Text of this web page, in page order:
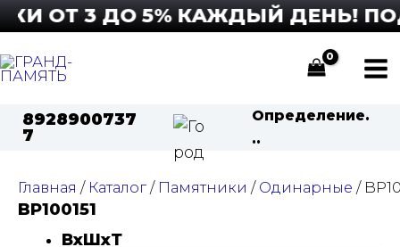
Перейти
к
содержимому
ОТ 3 ДО 5% КАЖДЫЙ ДЕНЬ!
8928900737
7
Определение.
..
Главная / Каталог / Памятники / Одинарные /
BP100151
ВхШхТ